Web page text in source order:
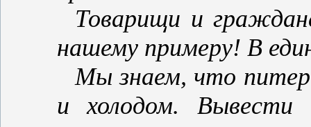
Товарищи и
нашему примеру! В
Мы знаем, что
и холодом. Вывести